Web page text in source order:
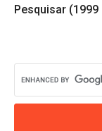
Pesquisar (1999